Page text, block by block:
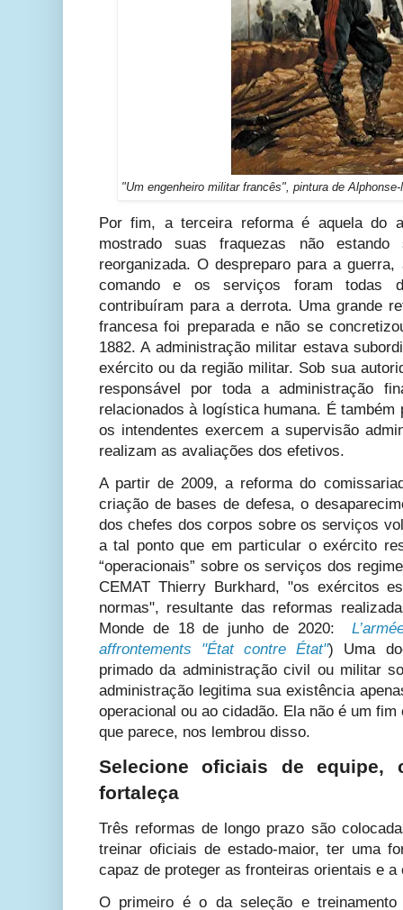
"Um engenheiro militar francês", pintura de
Por fim, a terceira reforma é aquela do
mostrado suas fraquezas não estando
reorganizada. O despreparo para a
comando e os serviços foram todas
contribuíram para a derrota. Uma grande
francesa foi preparada e não se
1882. A administração militar estava
exército ou da região militar. Sob sua
responsável por toda a administração
relacionados à logística humana. É também
os intendentes exercem a supervisão
realizam as avaliações dos efetivos.
A partir de 2009, a reforma do
criação de bases de defesa, o
dos chefes dos corpos sobre os serviços
a tal ponto que em particular o exército
“operacionais” sobre os serviços dos
CEMAT Thierry Burkhard, "os exércitos
normas", resultante das reformas
Monde de 18 de junho de 2020:
affrontements "État contre État") Uma
primado da administração civil ou militar
administração legitima sua existência
operacional ou ao cidadão. Ela não é um
que parece, nos lembrou disso.
Selecione oficiais de equipe,
fortaleça
Três reformas de longo prazo são
treinar oficiais de estado-maior, ter uma
capaz de proteger as fronteiras orientais e a
O primeiro é o da seleção e